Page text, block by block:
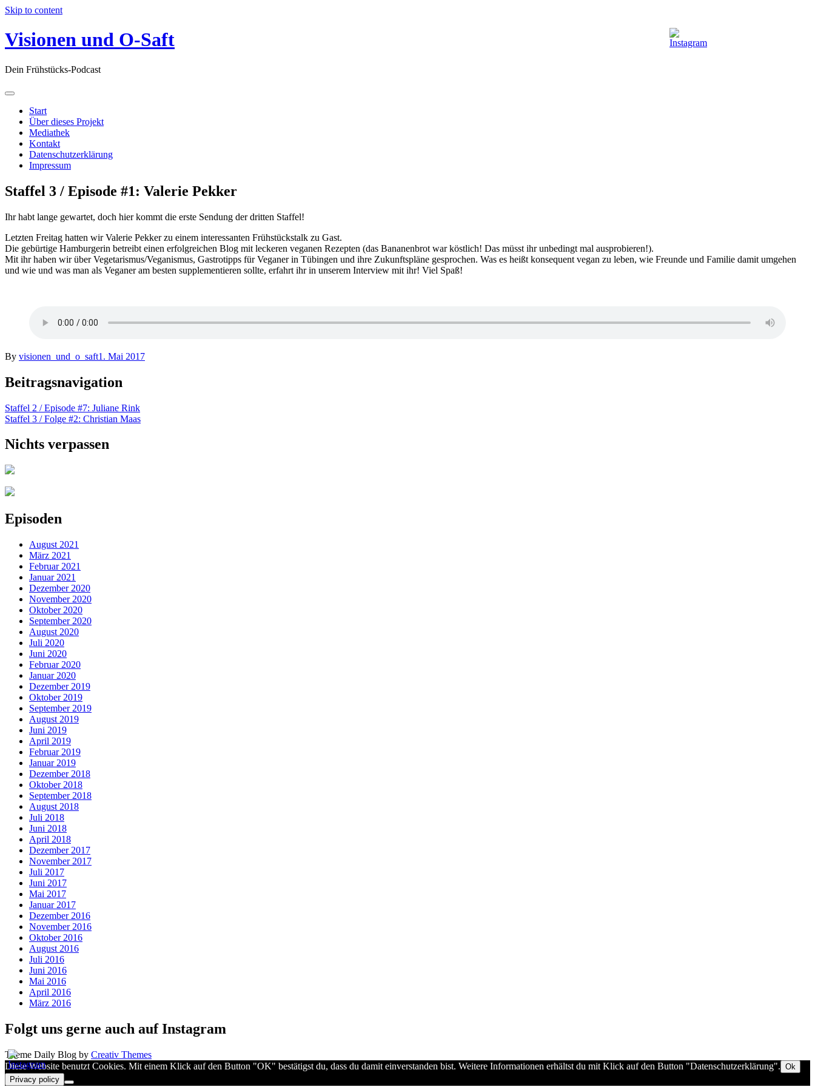
Skip to content
Visionen und O-Saft
Dein Frühstücks-Podcast
Start
Über dieses Projekt
Mediathek
Kontakt
Datenschutzerklärung
Impressum
Staffel 3 / Episode #1: Valerie Pekker
Ihr habt lange gewartet, doch hier kommt die erste Sendung der dritten Staffel!
Letzten Freitag hatten wir Valerie Pekker zu einem interessanten Frühstückstalk zu Gast.
Die gebürtige Hamburgerin betreibt einen erfolgreichen Blog mit leckeren veganen Rezepten (das Bananenbrot war köstlich! Das müsst ihr unbedingt mal ausprobieren!).
Mit ihr haben wir über Vegetarismus/Veganismus, Gastrotipps für Veganer in Tübingen und ihre Zukunftspläne gesprochen. Was es heißt konsequent vegan zu leben, wie Freunde und Familie damit umgehen
und wie und was man als Veganer am besten supplementieren sollte, erfahrt ihr in unserem Interview mit ihr! Viel Spaß!
By visionen_und_o_saft1. Mai 2017
Beitragsnavigation
Staffel 2 / Episode #7: Juliane Rink
Staffel 3 / Folge #2: Christian Maas
Nichts verpassen
Episoden
August 2021
März 2021
Februar 2021
Januar 2021
Dezember 2020
November 2020
Oktober 2020
September 2020
August 2020
Juli 2020
Juni 2020
Februar 2020
Januar 2020
Dezember 2019
Oktober 2019
September 2019
August 2019
Juni 2019
April 2019
Februar 2019
Januar 2019
Dezember 2018
Oktober 2018
September 2018
August 2018
Juli 2018
Juni 2018
April 2018
Dezember 2017
November 2017
Juli 2017
Juni 2017
Mai 2017
Januar 2017
Dezember 2016
November 2016
Oktober 2016
August 2016
Juli 2016
Juni 2016
Mai 2016
April 2016
März 2016
Folgt uns gerne auch auf Instagram
Theme Daily Blog by Creativ Themes
Diese Website benutzt Cookies. Mit einem Klick auf den Button "OK" bestätigst du, dass du damit einverstanden bist. Weitere Informationen erhältst du mit Klick auf den Button "Datenschutzerklärung". Ok
Privacy policy